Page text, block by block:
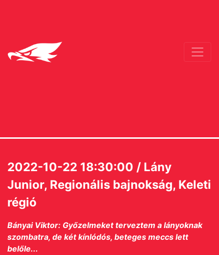
2022-10-22 18:30:00 / Lány
Junior, Regionális bajnokság, Keleti
régió
Bányai Viktor: Győzelmeket terveztem a lányoknak
szombatra, de két kínlódós, beteges meccs lett
belőle...